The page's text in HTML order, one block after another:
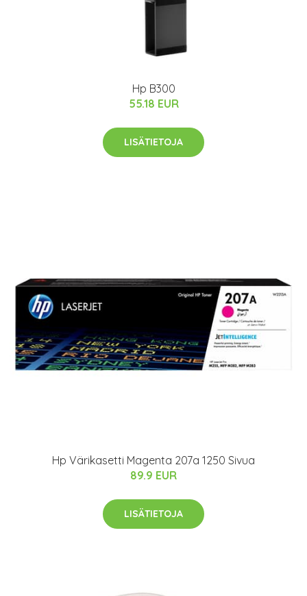
Hp B300
55.18 EUR
LISÄTIETOJA
Hp Värikasetti Magenta 207a 1250 Sivua
89.9 EUR
LISÄTIETOJA